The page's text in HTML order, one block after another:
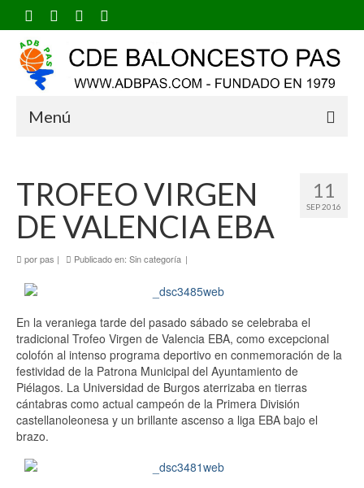
Menú
11
SEP 2016
TROFEO VIRGEN
DE VALENCIA EBA
porpas | Publicado en: Sin categoría |
En la veraniega tarde del pasado sábado se celebraba el
tradicional Trofeo Virgen de Valencia EBA, como excepcional
colofón al intenso programa deportivo en conmemoración de la
festividad de la Patrona Municipal del Ayuntamiento de
Piélagos. La Universidad de Burgos aterrizaba en tierras
cántabras como actual campeón de la Primera División
castellanoleonesa y un brillante ascenso a liga EBA bajo el
brazo.